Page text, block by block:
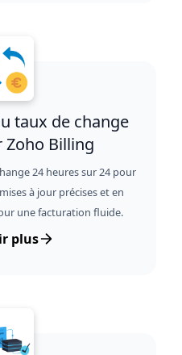
taux de change
Billing
24 heures sur 24 pour
à jour précises et en
une facturation fluide.
plus